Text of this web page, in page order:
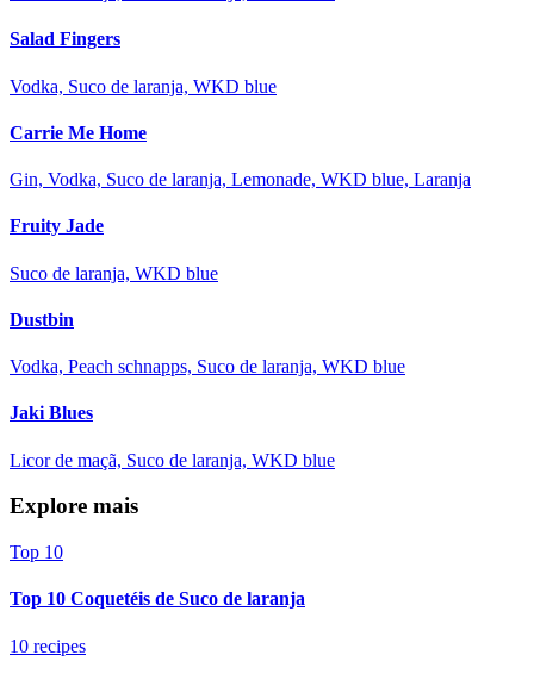
Salad Fingers
Vodka, Suco de laranja, WKD blue
Carrie Me Home
Gin, Vodka, Suco de laranja, Lemonade, WKD blue, Laranja
Fruity Jade
Suco de laranja, WKD blue
Dustbin
Vodka, Peach schnapps, Suco de laranja, WKD blue
Jaki Blues
Licor de maçã, Suco de laranja, WKD blue
Explore mais
Top 10
Top 10 Coquetéis de Suco de laranja
10 recipes